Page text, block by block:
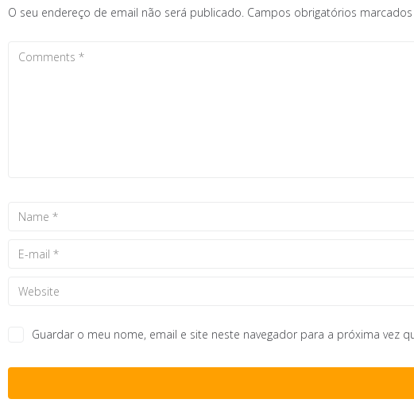
O seu endereço de email não será publicado. Campos obrigatórios
Guardar o meu nome, email e site neste navegador para a próxima vez